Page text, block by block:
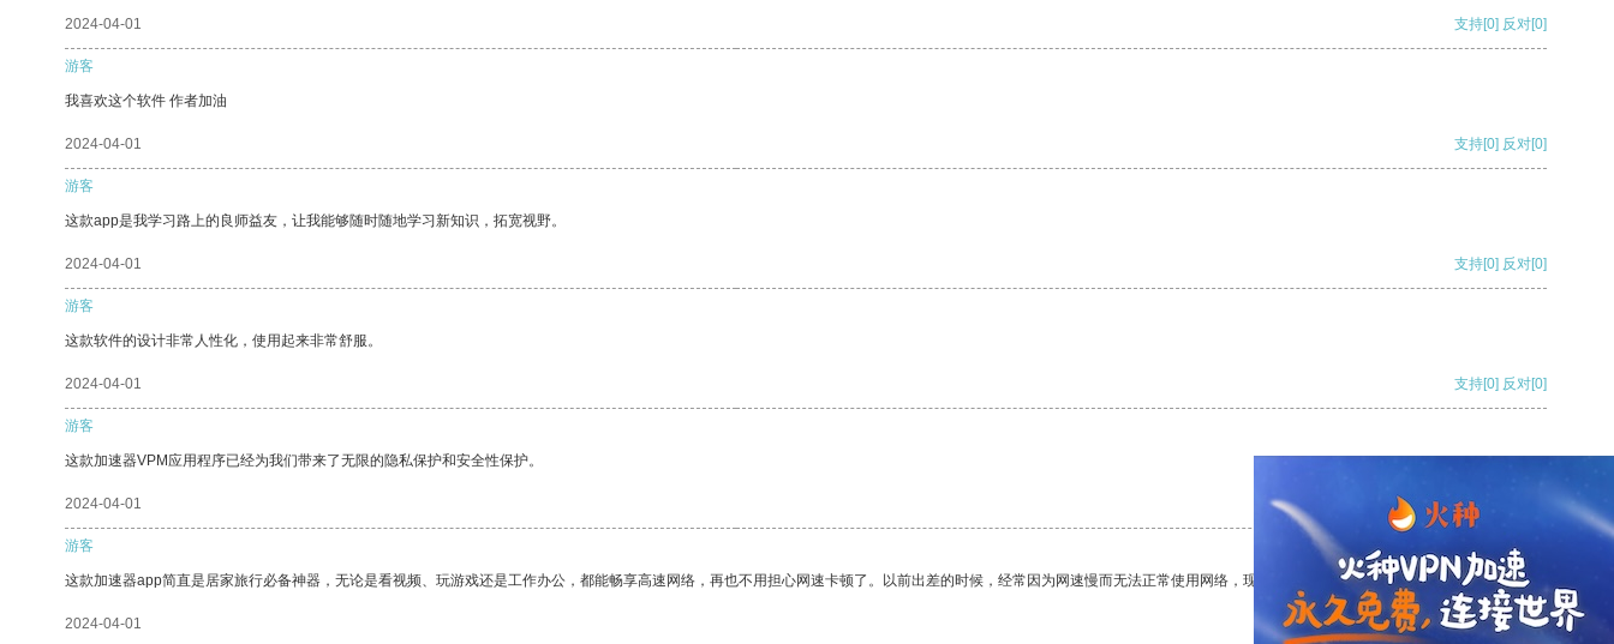
2024-04-01 支持[0] 反对[0]
游客
我喜欢这个软件 作者加油
2024-04-01 支持[0] 反对[0]
游客
这款app是我学习路上的良师益友，让我能够随时随地学习新知识，拓宽视野。
2024-04-01 支持[0] 反对[0]
游客
这款软件的设计非常人性化，使用起来非常舒服。
2024-04-01 支持[0] 反对[0]
游客
这款加速器VPM应用程序已经为我们带来了无限的隐私保护和安全性保护。
2024-04-01 支持
游客
这款加速器app简直是居家旅行必备神器，无论是看视频、玩游戏还是工作办公，都能畅享高速网络，再也不用担心网速卡顿了。以前出差的时候，经常因为网速慢而无法正常使用网络，现在有了这个app，我再也不用担心了。
2024-04-01 支持[0] 反对[0]